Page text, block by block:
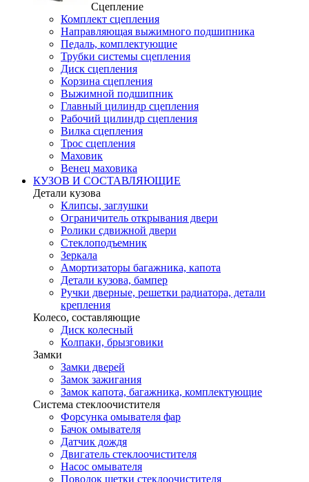
Сцепление
Комплект сцепления
Направляющая выжимного подшипника
Педаль, комплектующие
Трубки системы сцепления
Диск сцепления
Корзина сцепления
Выжимной подшипник
Главный цилиндр сцепления
Рабочий цилиндр сцепления
Вилка сцепления
Трос сцепления
Маховик
Венец маховика
КУЗОВ И СОСТАВЛЯЮЩИЕ
Детали кузова
Клипсы, заглушки
Ограничитель открывания двери
Ролики сдвижной двери
Стеклоподъемник
Зеркала
Амортизаторы багажника, капота
Детали кузова, бампер
Ручки дверные, решетки радиатора, детали
крепления
Колесо, составляющие
Диск колесный
Колпаки, брызговики
Замки
Замки дверей
Замок зажигания
Замок капота, багажника, комплектующие
Система стеклоочистителя
Форсунка омывателя фар
Бачок омывателя
Датчик дождя
Двигатель стеклоочистителя
Насос омывателя
Поводок щетки стеклоочистителя